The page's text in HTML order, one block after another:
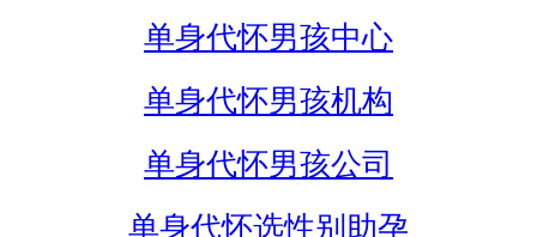
单身代怀男孩中心
单身代怀男孩机构
单身代怀男孩公司
单身代怀选性别助孕